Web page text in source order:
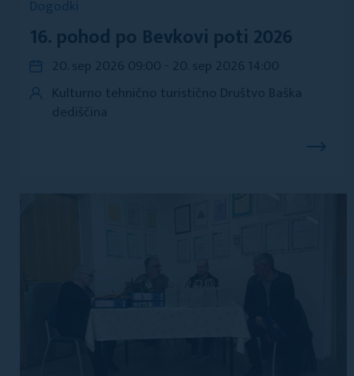
Dogodki
16. pohod po Bevkovi poti 2026